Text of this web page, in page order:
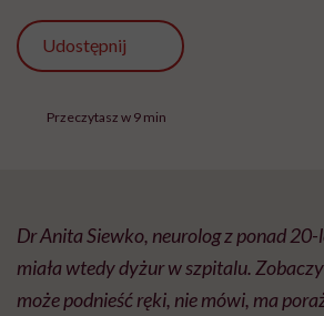
Udostępnij
Przeczytasz w 9 min
Dr Anita Siewko, neurolog z ponad
miała wtedy dyżur w szpitalu.
może podnieść ręki, nie mówi, ma